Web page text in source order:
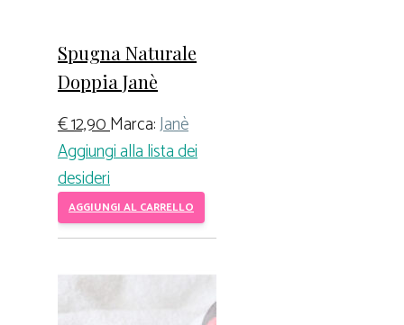
Spugna Naturale
Doppia Janè
€12,90Marca:Janè
Aggiungi alla lista dei
desideri
AGGIUNGI AL CARRELLO